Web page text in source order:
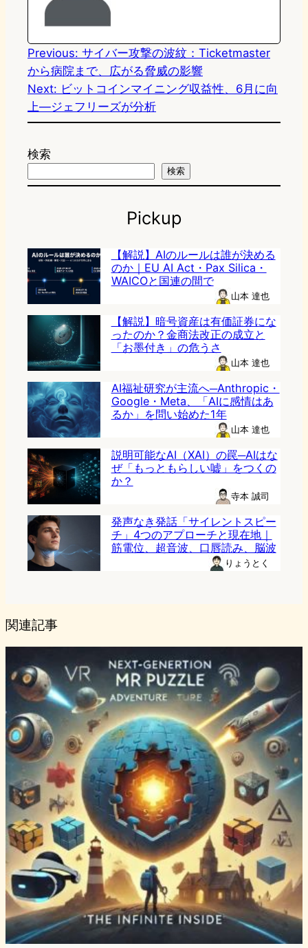
n
k
Previous: サイバー攻撃の波紋：Ticketmaster
から病院まで、広がる脅威の影響
Next: ビットコインマイニング収益性、6月に向
上―ジェフリーズが分析
検索
検索
Pickup
【解説】AIのルールは誰が決める
のか｜EU AI Act・Pax Silica・
WAICOと国連の間で
山本 達也
【解説】暗号資産は有価証券にな
ったのか？金商法改正の成立と
「お墨付き」の危うさ
山本 達也
AI福祉研究が主流へ─Anthropic・
Google・Meta、「AIに感情はあ
るか」を問い始めた1年
山本 達也
説明可能なAI（XAI）の罠─AIはな
ぜ「もっともらしい嘘」をつくの
か？
寺本 誠司
発声なき発話「サイレントスピー
チ」4つのアプローチと現在地｜
筋電位、超音波、口唇読み、脳波
りょうとく
関連記事